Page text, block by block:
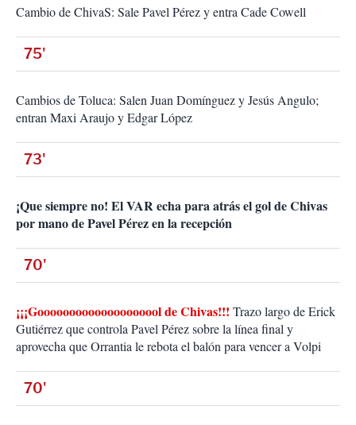
Cambio de ChivaS: Sale Pavel Pérez y entra Cade Cowell
75'
Cambios de Toluca: Salen Juan Domínguez y Jesús Angulo;
entran Maxi Araujo y Edgar López
73'
¡Que siempre no! El VAR echa para atrás el gol de Chivas
por mano de Pavel Pérez en la recepción
70'
¡¡¡Goooooooooooooooooool de Chivas!!! Trazo largo de Erick
Gutiérrez que controla Pavel Pérez sobre la línea final y
aprovecha que Orrantia le rebota el balón para vencer a Volpi
70'